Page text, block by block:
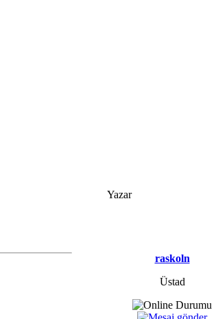
Yazar
raskoln
Üstad